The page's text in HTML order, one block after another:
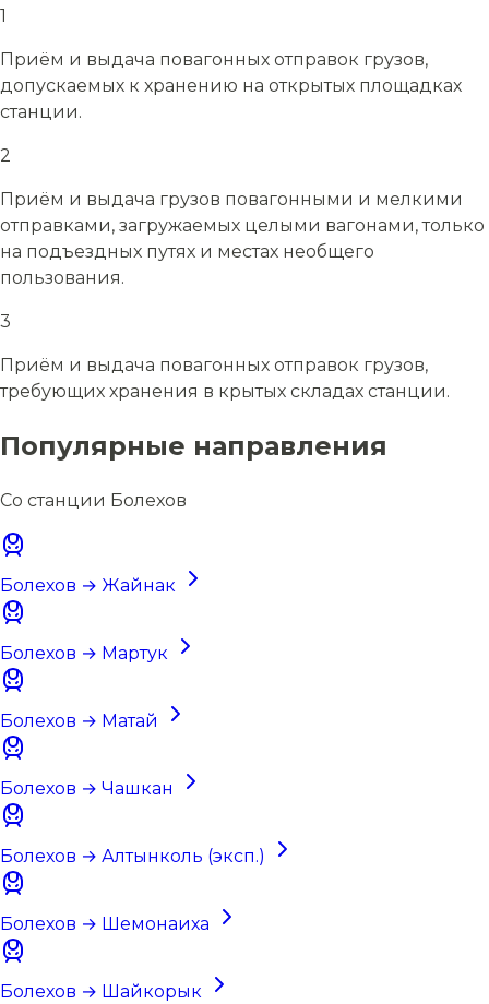
1
Приём и выдача повагонных отправок грузов,
допускаемых к хранению на открытых площадках
станции.
2
Приём и выдача грузов повагонными и мелкими
отправками, загружаемых целыми вагонами, только
на подъездных путях и местах необщего
пользования.
3
Приём и выдача повагонных отправок грузов,
требующих хранения в крытых складах станции.
Популярные направления
Со станции Болехов
Болехов → Жайнак
Болехов → Мартук
Болехов → Матай
Болехов → Чашкан
Болехов → Алтынколь (эксп.)
Болехов → Шемонаиха
Болехов → Шайкорык